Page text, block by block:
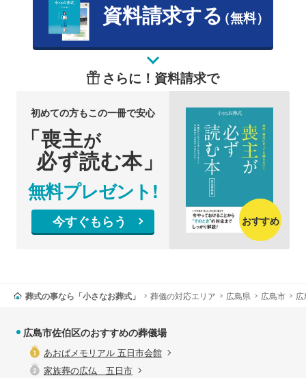
資料請求する（無料）
さらに！資料請求で
初めての方もこの一冊で安心
「喪主が
必ず読む本」
無料プレゼント!
今すぐもらう おすすめ
葬式の事なら「小さなお葬式」 葬儀の対応エリア 広島県 広島市
広島市佐伯区のおすすめの葬儀場
あおばメモリアル 五日市会館
家族葬の広仏 五日市